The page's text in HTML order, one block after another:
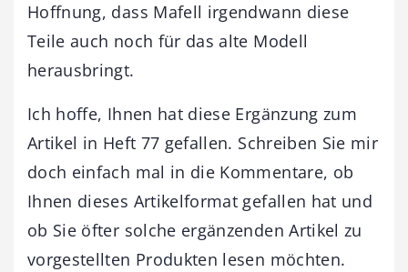
Hoffnung, dass Mafell irgendwann diese
Teile auch noch für das alte Modell
herausbringt.
Ich hoffe, Ihnen hat diese Ergänzung zum
Artikel in Heft 77 gefallen. Schreiben Sie mir
doch einfach mal in die Kommentare, ob
Ihnen dieses Artikelformat gefallen hat und
ob Sie öfter solche ergänzenden Artikel zu
vorgestellten Produkten lesen möchten.